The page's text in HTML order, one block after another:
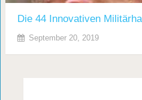
Die 44 Innovativen
September 20, 2019